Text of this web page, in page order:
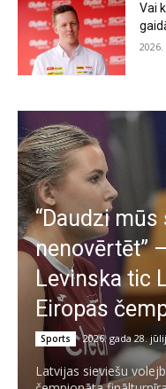
Vai
“Daudzi
nenovērtēt”
Levinska tic
Eiropas
Sports 2026. gada 28.
Latvijas sieviešu